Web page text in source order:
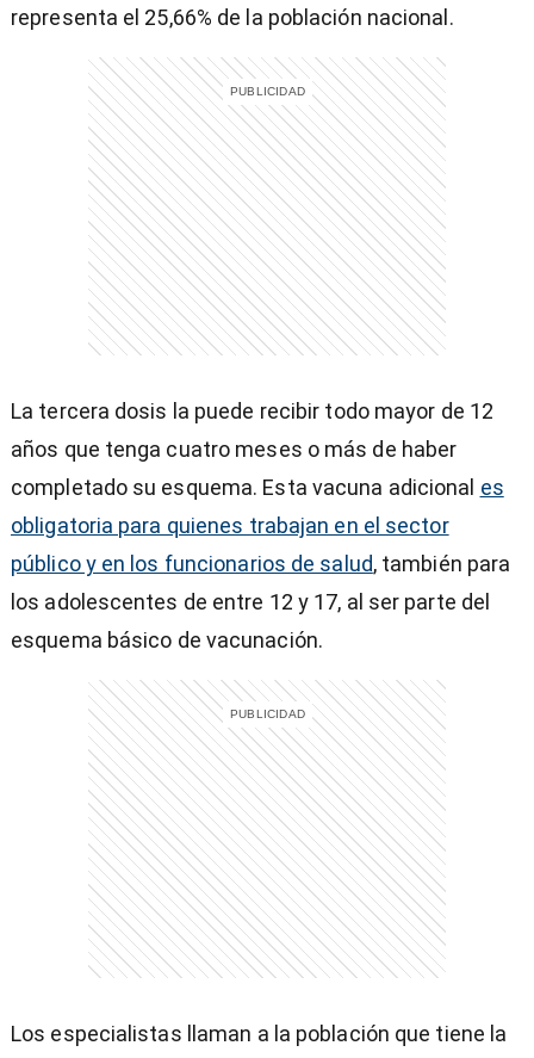
representa el 25,66% de la población nacional.
La tercera dosis la puede recibir todo mayor de 12
años que tenga cuatro meses o más de haber
completado su esquema. Esta vacuna adicional es
obligatoria para quienes trabajan en el sector
público y en los funcionarios de salud, también para
los adolescentes de entre 12 y 17, al ser parte del
esquema básico de vacunación.
Los especialistas llaman a la población que tiene la